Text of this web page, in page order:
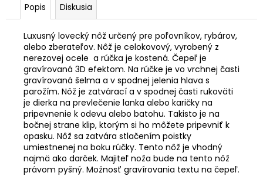
Popis Diskusia
Luxusný lovecký nôž určený pre poľovníkov, rybárov,
alebo zberateľov. Nôž je celokovový, vyrobený z
nerezovej ocele a rúčka je kostená. Čepeľ je
gravírovaná 3D efektom. Na rúčke je vo vrchnej časti
gravírovaná šelma a v spodnej jelenia hlava s
parožím. Nôž je zatvárací a v spodnej časti rukoväti
je dierka na prevlečenie lanka alebo karičky na
pripevnenie k odevu alebo batohu. Takisto je na
bočnej strane klip, ktorým si ho môžete pripevniť k
opasku. Nôž sa zatvára stlačením poistky
umiestnenej na boku rúčky. Tento nôž je vhodný
najmä ako darček. Majiteľ noža bude na tento nôž
právom pyšný. Možnosť gravírovania textu na čepeľ.